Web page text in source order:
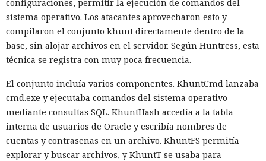
configuraciones, permitir la ejecución de comandos del
sistema operativo. Los atacantes aprovecharon esto y
compilaron el conjunto khunt directamente dentro de la
base, sin alojar archivos en el servidor. Según Huntress, esta
técnica se registra con muy poca frecuencia.
El conjunto incluía varios componentes. KhuntCmd lanzaba
cmd.exe y ejecutaba comandos del sistema operativo
mediante consultas SQL. KhuntHash accedía a la tabla
interna de usuarios de Oracle y escribía nombres de
cuentas y contraseñas en un archivo. KhuntFS permitía
explorar y buscar archivos, y KhuntT se usaba para